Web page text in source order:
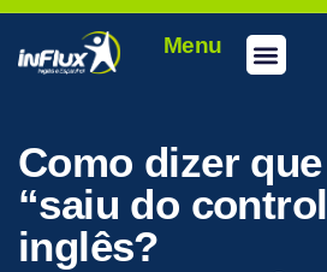
Menu
Como dizer
“saiu do
inglês?